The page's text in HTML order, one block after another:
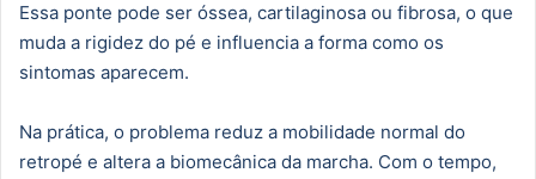
Essa ponte pode ser óssea, cartilaginosa ou fibrosa, o que
muda a rigidez do pé e influencia a forma como os
sintomas aparecem.
Na prática, o problema reduz a mobilidade normal do
retropé e altera a biomecânica da marcha. Com o tempo,